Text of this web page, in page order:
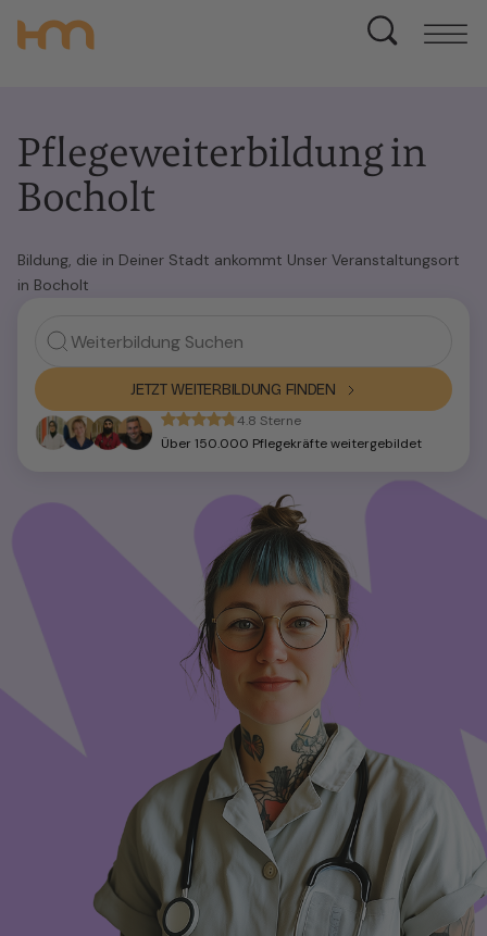
Pflegeweiterbildung in
Bocholt
Bildung, die in Deiner Stadt ankommt Unser Veranstaltungsort
in Bocholt
JETZT WEITERBILDUNG FINDEN
4.8 Sterne
Über 150.000 Pflegekräfte weitergebildet